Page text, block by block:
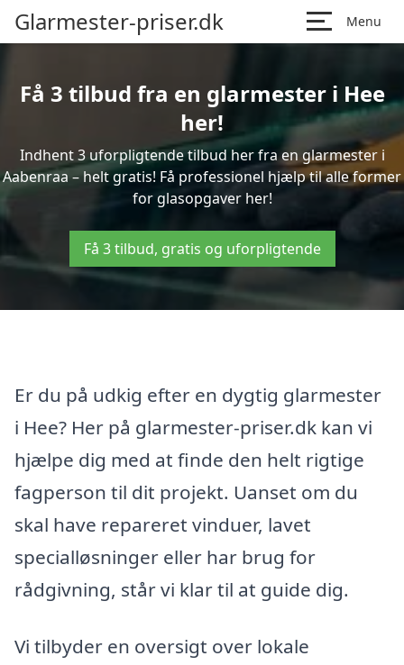
Glarmester-priser.dk Menu
Få 3 tilbud fra en glarmester i Hee
her!
Indhent 3 uforpligtende tilbud her fra en glarmester i
Aabenraa – helt gratis! Få professionel hjælp til alle former
for glasopgaver her!
Få 3 tilbud, gratis og uforpligtende
Er du på udkig efter en dygtig glarmester
i Hee? Her på glarmester-priser.dk kan vi
hjælpe dig med at finde den helt rigtige
fagperson til dit projekt. Uanset om du
skal have repareret vinduer, lavet
specialløsninger eller har brug for
rådgivning, står vi klar til at guide dig.
Vi tilbyder en oversigt over lokale